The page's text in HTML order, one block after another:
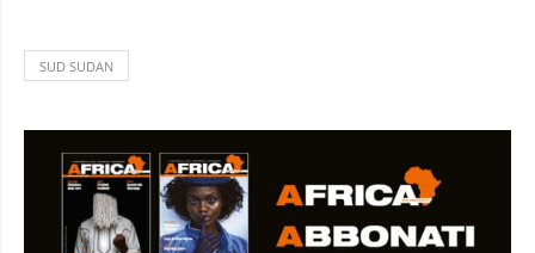
SUD SUDAN